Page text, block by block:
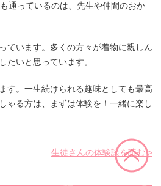
通っているのは、先生や仲間のおか
ています。多くの方々が着物に親しん
たいと思っています。
す。一生続けられる趣味としても最高
ゃる方は、まずは体験を！一緒に楽し
生徒さんの体験談を読む >